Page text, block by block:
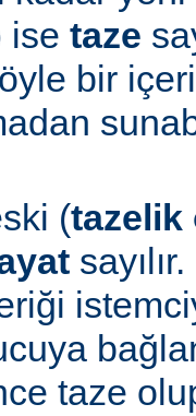
ise taze
bir
(tazelik
taze